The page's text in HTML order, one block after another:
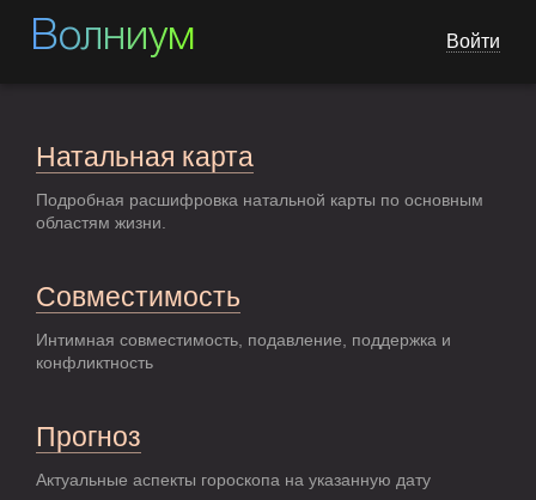
Волниум Войти
Натальная карта
Подробная расшифровка натальной карты по основным
областям жизни.
Совместимость
Интимная совместимость, подавление, поддержка и
конфликтность
Прогноз
Актуальные аспекты гороскопа на указанную дату